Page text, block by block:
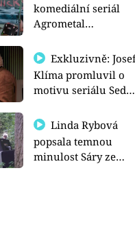
komediální seriál
Agrometal
prima+
Exkluzivně: Josef
Klíma promluvil o
motivu seriálu Sedm
Linda Rybová
popsala temnou
minulost Sáry ze